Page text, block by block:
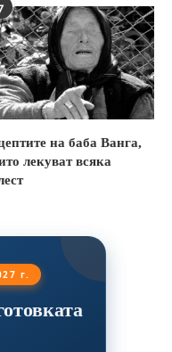
на баба Ванга,
лекуват всяка
г.